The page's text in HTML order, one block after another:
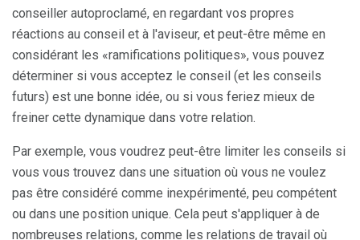
conseiller autoproclamé, en regardant vos propres
réactions au conseil et à l'aviseur, et peut-être même en
considérant les «ramifications politiques», vous pouvez
déterminer si vous acceptez le conseil (et les conseils
futurs) est une bonne idée, ou si vous feriez mieux de
freiner cette dynamique dans votre relation.
Par exemple, vous voudrez peut-être limiter les conseils si
vous vous trouvez dans une situation où vous ne voulez
pas être considéré comme inexpérimenté, peu compétent
ou dans une position unique. Cela peut s'appliquer à de
nombreuses relations, comme les relations de travail où